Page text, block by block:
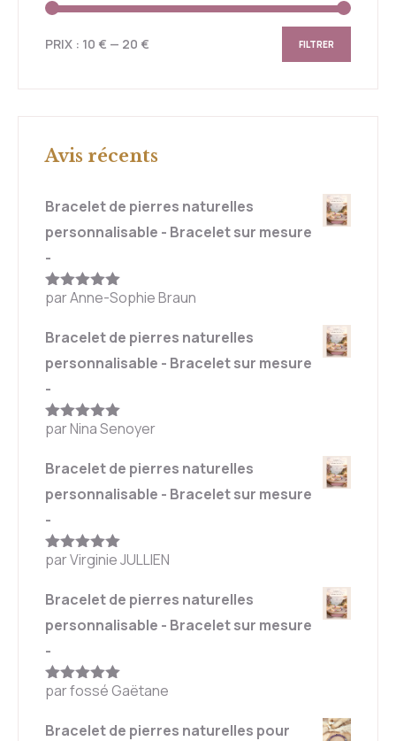
FILTRER
PRIX : 10 € — 20 €
Avis récents
Bracelet de pierres naturelles
personnalisable - Bracelet sur mesure
-
Note5sur
par Anne-Sophie Braun
Bracelet de pierres naturelles
personnalisable - Bracelet sur mesure
-
Note5sur
par Nina Senoyer
Bracelet de pierres naturelles
personnalisable - Bracelet sur mesure
-
Note5sur
par Virginie JULLIEN
Bracelet de pierres naturelles
personnalisable - Bracelet sur mesure
-
Note5sur
par fossé Gaëtane
Bracelet de pierres naturelles pour